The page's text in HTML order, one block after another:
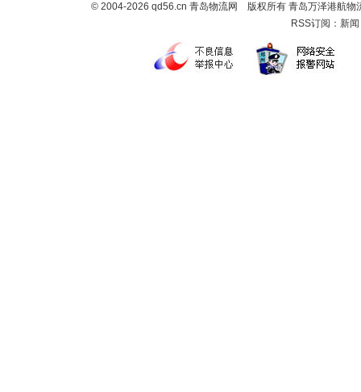
© 2004-2026 qd56.cn 青岛物流网 版权所有 青岛万泽港航物
RSS订阅： 新闻